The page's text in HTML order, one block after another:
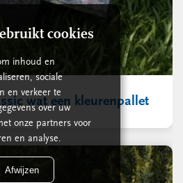
wat een kleurenpallet
cookies
inhoud en
sociale
en verkeer te
over uw
onze partners voor
en analyse.
Afwijzen